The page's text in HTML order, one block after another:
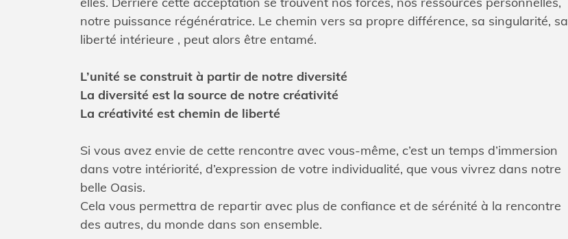
notre puissance régénératrice. Le chemin vers sa propre différence, sa singularité, sa
liberté intérieure , peut alors être entamé.
L’unité se construit à partir de notre diversité
La diversité est la source de notre créativité
La créativité est chemin de liberté
Si vous avez envie de cette rencontre avec vous-même, c’est un temps d’immersion
dans votre intériorité, d’expression de votre individualité, que vous vivrez dans notre
belle Oasis.
Cela vous permettra de repartir avec plus de confiance et de sérénité à la rencontre
des autres, du monde dans son ensemble.